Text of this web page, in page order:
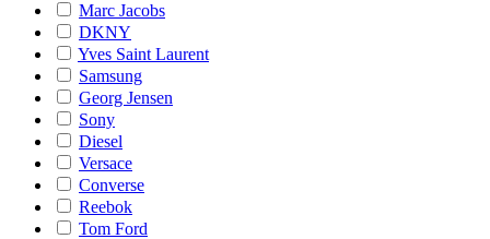
Marc Jacobs
DKNY
Yves Saint Laurent
Samsung
Georg Jensen
Sony
Diesel
Versace
Converse
Reebok
Tom Ford